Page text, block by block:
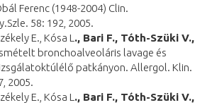
Ferenc (1948-2004) Clin.
58: 192, 2005.
E., Kósa L ., Bari F., Tóth-Szüki V.,
bronchoalveoláris lavage és
patkányon. Allergol. Klin.
2005.
E., Kósa L ., Bari F., Tóth-Szüki V.,